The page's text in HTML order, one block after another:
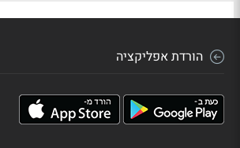
הורדת אפליקציה